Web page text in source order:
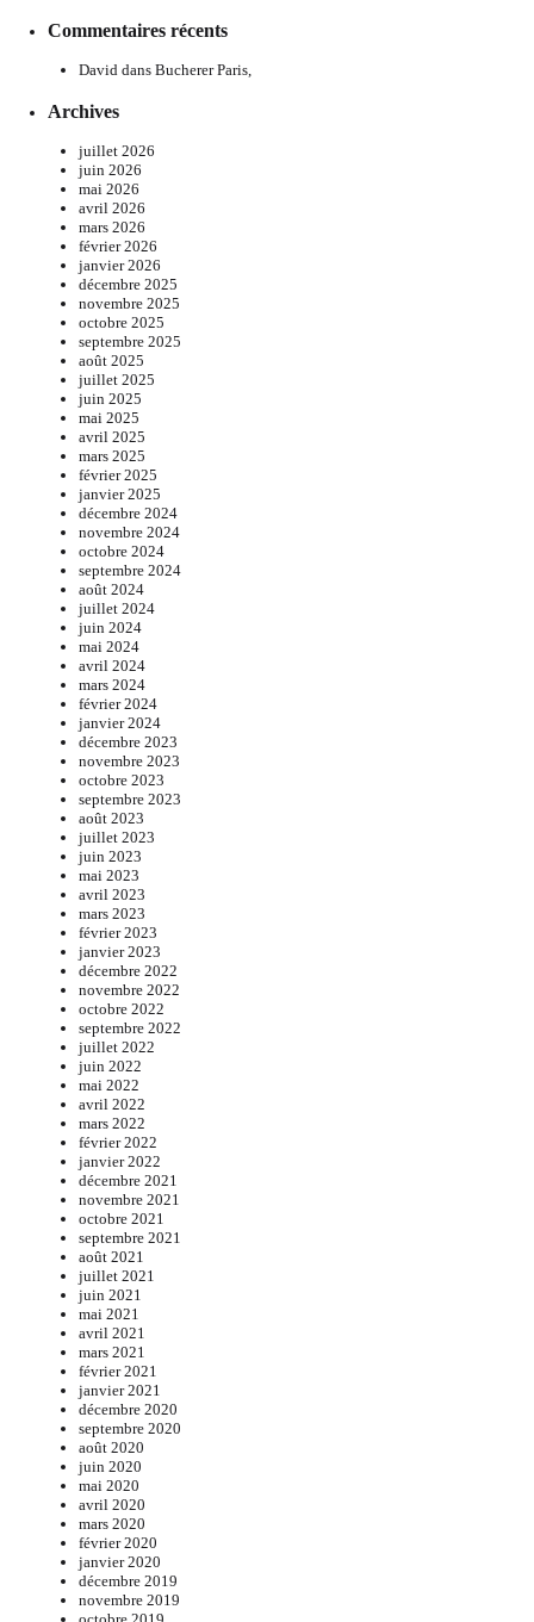
Commentaires récents
David dans Bucherer Paris,
Archives
juillet 2026
juin 2026
mai 2026
avril 2026
mars 2026
février 2026
janvier 2026
décembre 2025
novembre 2025
octobre 2025
septembre 2025
août 2025
juillet 2025
juin 2025
mai 2025
avril 2025
mars 2025
février 2025
janvier 2025
décembre 2024
novembre 2024
octobre 2024
septembre 2024
août 2024
juillet 2024
juin 2024
mai 2024
avril 2024
mars 2024
février 2024
janvier 2024
décembre 2023
novembre 2023
octobre 2023
septembre 2023
août 2023
juillet 2023
juin 2023
mai 2023
avril 2023
mars 2023
février 2023
janvier 2023
décembre 2022
novembre 2022
octobre 2022
septembre 2022
juillet 2022
juin 2022
mai 2022
avril 2022
mars 2022
février 2022
janvier 2022
décembre 2021
novembre 2021
octobre 2021
septembre 2021
août 2021
juillet 2021
juin 2021
mai 2021
avril 2021
mars 2021
février 2021
janvier 2021
décembre 2020
septembre 2020
août 2020
juin 2020
mai 2020
avril 2020
mars 2020
février 2020
janvier 2020
décembre 2019
novembre 2019